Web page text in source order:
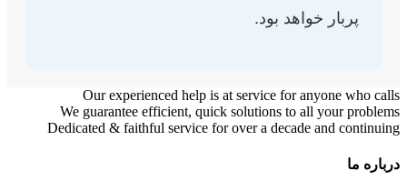
پربار خواهد بود.
Our experienced help is at service for anyone who calls
We guarantee efficient, quick solutions to all your problems
Dedicated & faithful service for over a decade and continuing
درباره ما